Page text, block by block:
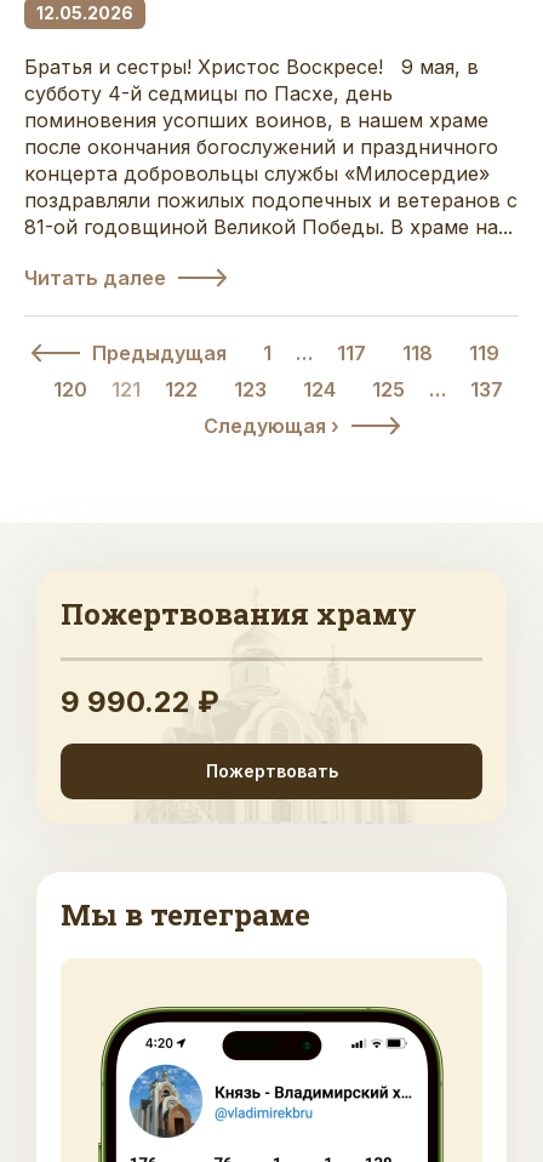
12.05.2026
Братья и сестры! Христос Воскресе! 9 мая, в
субботу 4-й седмицы по Пасхе, день
поминовения усопших воинов, в нашем храме
после окончания богослужений и праздничного
концерта добровольцы службы «Милосердие»
поздравляли пожилых подопечных и ветеранов с
81-ой годовщиной Великой Победы. В храме на...
Читать далее
Предыдущая 1 … 117 118
119
120
121 122 123 124 125 …
137
Следующая ›
Пожертвования храму
9 990.22 ₽
Пожертвовать
Мы в телеграме